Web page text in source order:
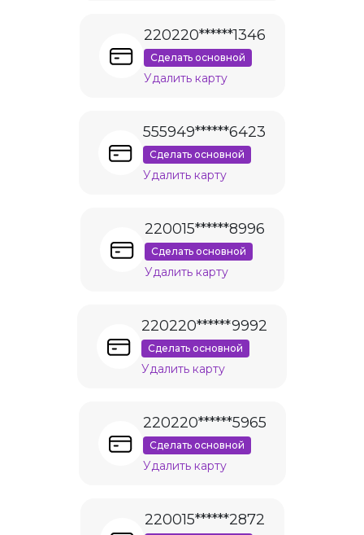
220220******1346
Сделать основной
Удалить карту
555949******6423
Сделать основной
Удалить карту
220015******8996
Сделать основной
Удалить карту
220220******9992
Сделать основной
Удалить карту
220220******5965
Сделать основной
Удалить карту
220015******2872